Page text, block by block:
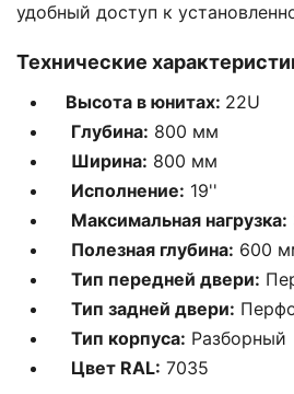
удобный доступ к
Технические
Высота в юнитах: 22U
Глубина: 800 мм
Ширина: 800 мм
Исполнение: 19''
Максимальная нагрузка:
Полезная глубина: 600
Тип передней двери:
Тип задней двери:
Тип корпуса: Разборный
Цвет RAL: 7035